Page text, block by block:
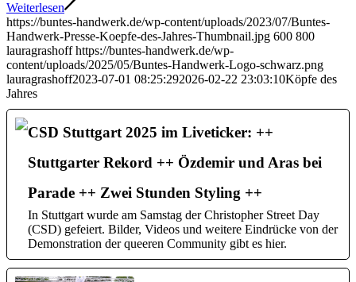
Weiterlesen
https://buntes-handwerk.de/wp-content/uploads/2023/07/Buntes-
Handwerk-Presse-Koepfe-des-Jahres-Thumbnail.jpg 600 800
lauragrashoff https://buntes-handwerk.de/wp-
content/uploads/2025/05/Buntes-Handwerk-Logo-schwarz.png
lauragrashoff2023-07-01 08:25:292026-02-22 23:03:10Köpfe des
Jahres
CSD Stuttgart 2025 im Liveticker: ++
Stuttgarter Rekord ++ Özdemir und Aras bei
Parade ++ Zwei Stunden Styling ++
In Stuttgart wurde am Samstag der Christopher Street Day
(CSD) gefeiert. Bilder, Videos und weitere Eindrücke von der
Demonstration der queeren Community gibt es hier.